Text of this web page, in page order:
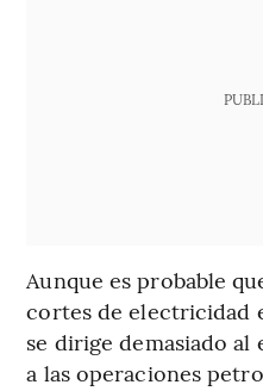
Aunque es probable
cortes de electricidad
se dirige demasiado
a las operaciones